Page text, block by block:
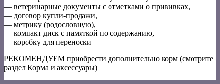
— ветеринарные документы с отметками о прививках,
— договор купли-продажи,
— метрику (родословную),
— компакт диск с памяткой по содержанию,
— коробку для переноски
РЕКОМЕНДУЕМ приобрести дополнительно корм (смотрите
раздел Корма и аксессуары)